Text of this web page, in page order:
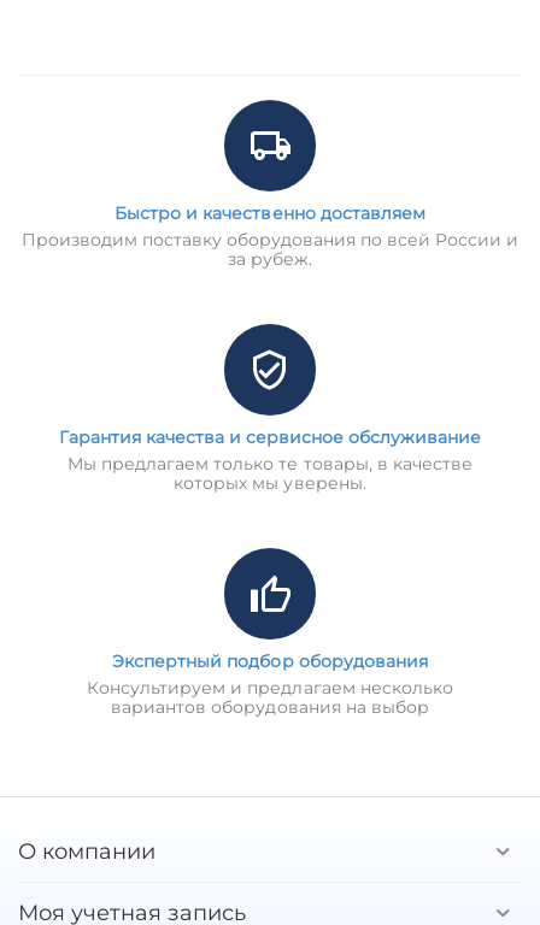
Быстро и качественно доставляем
Производим поставку оборудования по всей России и
за рубеж.
Гарантия качества и сервисное обслуживание
Мы предлагаем только те товары, в качестве
которых мы уверены.
Экспертный подбор оборудования
Консультируем и предлагаем несколько
вариантов оборудования на выбор
О компании
Моя учетная запись